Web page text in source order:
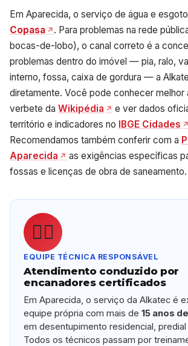
Em Aparecida, o serviço de água e
Copasa
. Para problemas na rede
bocas-de-lobo), o canal correto é a
problemas dentro do imóvel — pia, ralo,
interno, fossa, caixa de gordura — a
diretamente. Você pode conhecer melhor
verbete da Wikipédia
e ver dados
território e indicadores no IBGE Cidades
Recomendamos também conferir com a
Aparecida
as exigências específicas
fossas e licenças de obra de saneamento.
👷‍♂️
EQUIPE TÉCNICA RESPONSÁVEL
Atendimento conduzido por
encanadores certificados
Em Aparecida, o serviço da Alkatec é
equipe própria com mais de15 anos
em desentupimento residencial, predial
Todos os técnicos passam por